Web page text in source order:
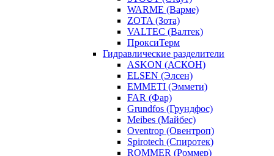
WARME (Варме)
ZOTA (Зота)
VALTEC (Валтек)
ПроксиТерм
Гидравлические разделители
ASKON (АСКОН)
ELSEN (Элсен)
EMMETI (Эммети)
FAR (Фар)
Grundfos (Грундфос)
Meibes (Майбес)
Oventrop (Овентроп)
Spirotech (Спиротек)
ROMMER (Роммер)